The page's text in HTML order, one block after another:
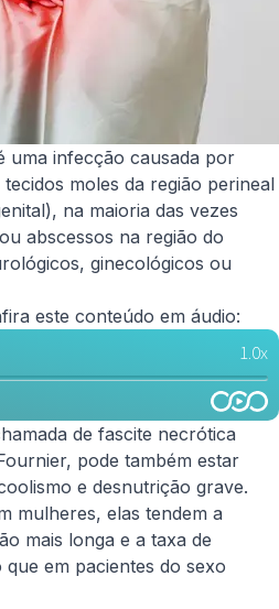
uma infecção causada por
moles da região perineal
na maioria das vezes
abscessos na região do
ginecológicos ou
este conteúdo em áudio:
de fascite necrótica
pode também estar
e desnutrição grave.
mulheres, elas tendem a
mais longa e a taxa de
em pacientes do sexo